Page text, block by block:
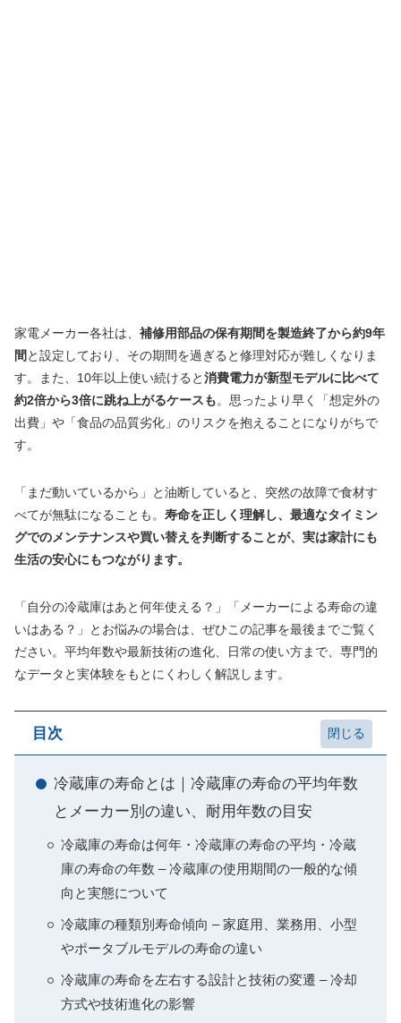
家電メーカー各社は、 補修用部品の保有期間を製造終了から約9年
間 と設定しており、その期間を過ぎると修理対応が難しくなりま
す。また、10年以上使い続けると消費電力が新型モデルに比べて
約2倍から3倍に跳ね上がるケースも。思ったより早く「想定外の
出費」や「食品の品質劣化」のリスクを抱えることになりがちで
す。
「まだ動いているから」と油断していると、突然の故障で食材す
べてが無駄になることも。 寿命を正しく理解し、最適なタイミン
グでのメンテナンスや買い替えを判断することが、実は家計にも
生活の安心にもつながります。
「自分の冷蔵庫はあと何年使える？」「メーカーによる寿命の違
いはある？」とお悩みの場合は、ぜひこの記事を最後までご覧く
ださい。平均年数や最新技術の進化、日常の使い方まで、専門的
なデータと実体験をもとにくわしく解説します。
目次
冷蔵庫の寿命とは｜冷蔵庫の寿命の平均年数
とメーカー別の違い、耐用年数の目安
冷蔵庫の寿命は何年・冷蔵庫の寿命の平均・冷蔵
庫の寿命の年数 – 冷蔵庫の使用期間の一般的な傾
向と実態について
冷蔵庫の種類別寿命傾向 – 家庭用、業務用、小型
やポータブルモデルの寿命の違い
冷蔵庫の寿命を左右する設計と技術の変遷 – 冷却
方式や技術進化の影響